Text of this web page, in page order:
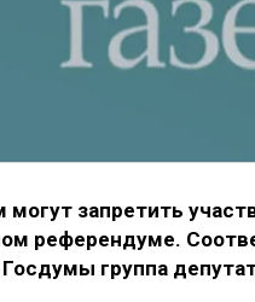
запретить
референдуме.
группа